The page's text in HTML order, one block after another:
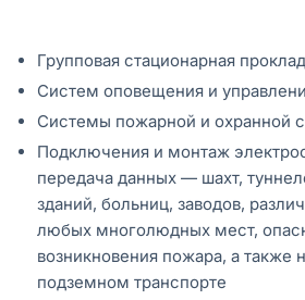
Групповая стационарная
Систем оповещения и
Системы пожарной и охранной
Подключения и монтаж
передача данных — шахт,
зданий, больниц, заводов,
любых многолюдных мест,
возникновения пожара, а также
подземном транспорте